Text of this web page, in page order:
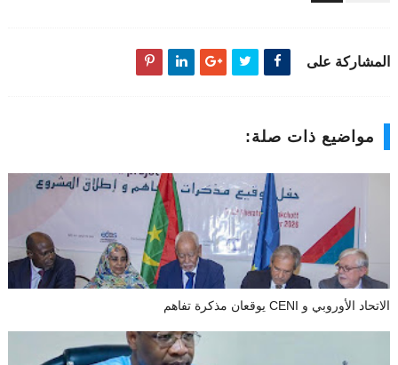
المشاركة على
مواضيع ذات صلة:
الاتحاد الأوروبي و CENI يوقعان مذكرة تفاهم